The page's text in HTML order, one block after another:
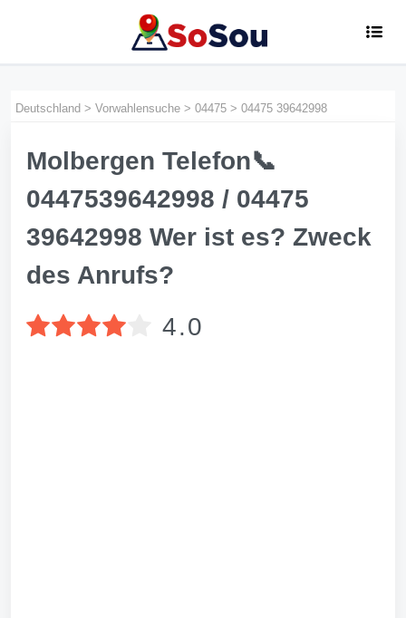
Deutschland > Vorwahlensuche > 04475 > 04475 39642998
Molbergen Telefon📞
0447539642998 / 04475
39642998 Wer ist es? Zweck
des Anrufs?
4.0